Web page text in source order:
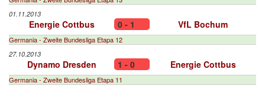
01.11.2013
Energie Cottbus 0 - 1 VfL Bochum
Germania - Zweite Bundesliga Etapa 12
27.10.2013
Dynamo Dresden 1 - 0 Energie Cottbus
Germania - Zweite Bundesliga Etapa 11